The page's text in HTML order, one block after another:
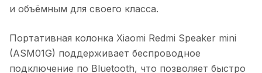
и объёмным для своего класса.
Портативная колонка Xiaomi Redmi Speaker mini
(ASM01G) поддерживает беспроводное
подключение по Bluetooth, что позволяет быстро